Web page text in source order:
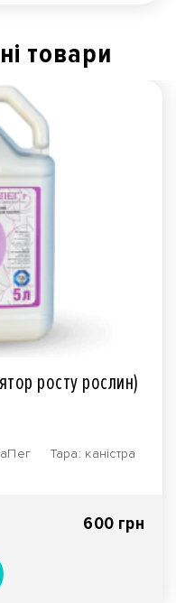
товари
росту рослин)
Тара: каністра
600 грн